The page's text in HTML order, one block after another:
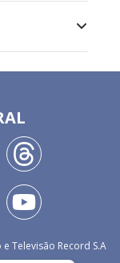
Televisão Record S.A